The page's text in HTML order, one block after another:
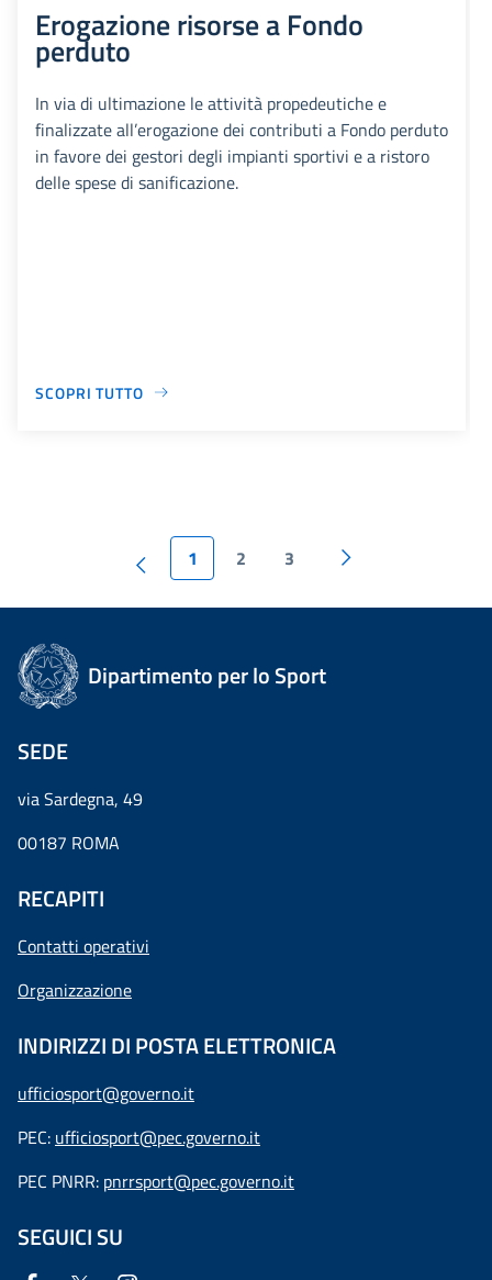
Erogazione risorse a Fondo
perduto
In via di ultimazione le attività propedeutiche e
finalizzate all’erogazione dei contributi a Fondo perduto
in favore dei gestori degli impianti sportivi e a ristoro
delle spese di sanificazione.
SCOPRI TUTTO
1 2 3
Dipartimento per lo Sport
SEDE
via Sardegna, 49
00187 ROMA
RECAPITI
Contatti operativi
Organizzazione
INDIRIZZI DI POSTA ELETTRONICA
ufficiosport@governo.it
PEC: ufficiosport@pec.governo.it
PEC PNRR: pnrrsport@pec.governo.it
SEGUICI SU